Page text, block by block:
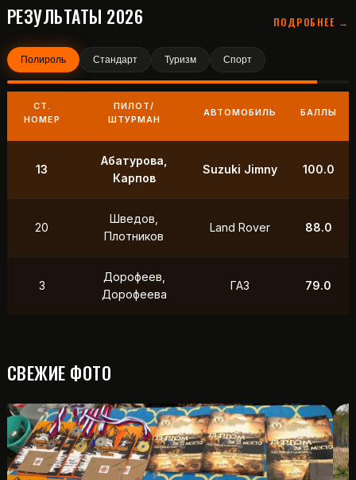
РЕЗУЛЬТАТЫ 2026 ПОДРОБНЕЕ →
Полироль Стандарт Туризм Спорт
СТ.
НОМЕР
ПИЛОТ/
ШТУРМАН
АВТОМОБИЛЬ БАЛЛЫ
9 Маслов, Ходько УАЗ 250.0
Петухов
Фердман